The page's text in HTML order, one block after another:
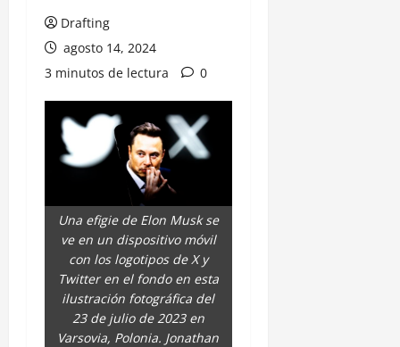
Drafting
agosto 14, 2024
3 minutos de lectura
0
Una efigie de Elon Musk se
ve en un dispositivo móvil
con los logotipos de X y
Twitter en el fondo en esta
ilustración fotográfica del
23 de julio de 2023 en
Varsovia, Polonia. Jonathan